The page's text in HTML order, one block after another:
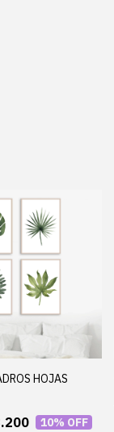
HOJAS
10% OFF